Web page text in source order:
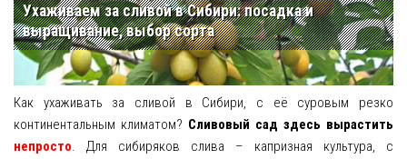
Крыжовник
Малина
Фрукты
Груша
Ухаживаем за сливой в Сибири: посадка и
выращивание, выбор сорта
Как ухаживать за сливой в Сибири, с её суровым резко
континентальным климатом? Сливовый сад здесь вырастить
непросто. Для сибиряков слива – капризная культура, с